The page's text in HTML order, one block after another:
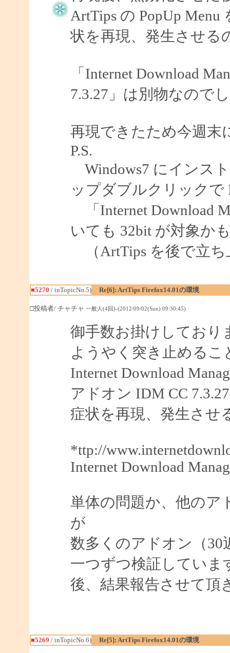
ArtTips の PopUp
状を再現、発生させる
「Internet Download
7.3.27」は別物なので
再現できたため今週末
P.S.
Windows7 にインス
ップダブルクリックで
「Internet Download
いても 32bit が対象か
（ArtTips を後で立
■5270 / inTopicNo.5) Re[6]: ArtTips Firefox14.01の環境
□投稿者/ チャチャ 一般人(4回)-(2012/09/02(Sun) 09:30:45)
御手数お掛けしており
ようやく突き止めるこ
Internet Download
アドオン IDM CC
症状を再現、発生させ
*ttp://
Internet Download
単体の問題か、他のア
が
数多くのアドオン（
一つずつ検証してい
後、結果報告させて頂
■5269 / inTopicNo.6) Re[5]: ArtTips Firefox14.01の環境